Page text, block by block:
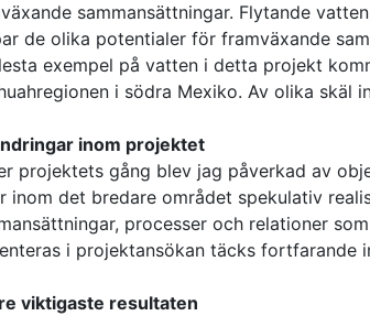
sammansättningar. Flytande
de olika potentialer för framväxande
exempel på vatten i detta projekt
i södra Mexiko. Av olika skäl
inom projektet
projektets gång blev jag påverkad av
inom det bredare området spekulativ
processer och relationer
i projektansökan täcks fortfarande
viktigaste resultaten